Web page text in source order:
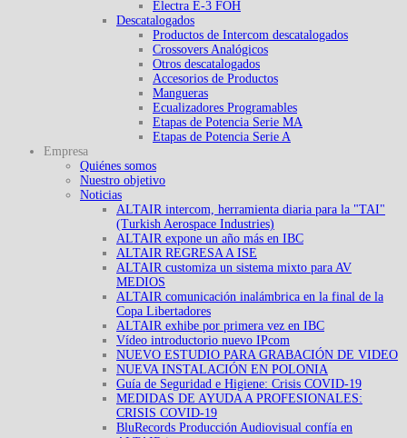
Electra E-3 FOH
Descatalogados
Productos de Intercom descatalogados
Crossovers Analógicos
Otros descatalogados
Accesorios de Productos
Mangueras
Ecualizadores Programables
Etapas de Potencia Serie MA
Etapas de Potencia Serie A
Empresa
Quiénes somos
Nuestro objetivo
Noticias
ALTAIR intercom, herramienta diaria para la "TAI"
(Turkish Aerospace Industries)
ALTAIR expone un año más en IBC
ALTAIR REGRESA A ISE
ALTAIR customiza un sistema mixto para AV
MEDIOS
ALTAIR comunicación inalámbrica en la final de la
Copa Libertadores
ALTAIR exhibe por primera vez en IBC
Vídeo introductorio nuevo IPcom
NUEVO ESTUDIO PARA GRABACIÓN DE VIDEO
NUEVA INSTALACIÓN EN POLONIA
Guía de Seguridad e Higiene: Crisis COVID-19
MEDIDAS DE AYUDA A PROFESIONALES:
CRISIS COVID-19
BluRecords Producción Audiovisual confía en